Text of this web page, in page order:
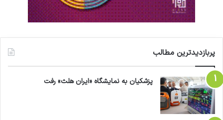
پربازدیدترین مطالب
پزشکیان به نمایشگاه «ایران هلث» رفت